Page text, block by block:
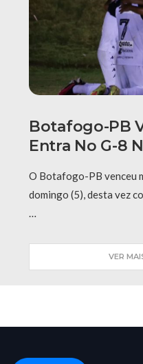
Botafogo-PB
Entra No G-8
O Botafogo-PB venceu
domingo (5), desta vez
VER